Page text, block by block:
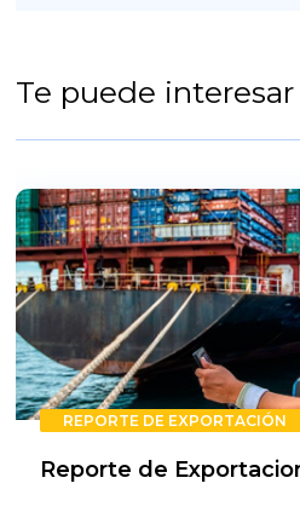
Te puede interesar
REPORTE DE EXPORTACIÓN
Reporte de